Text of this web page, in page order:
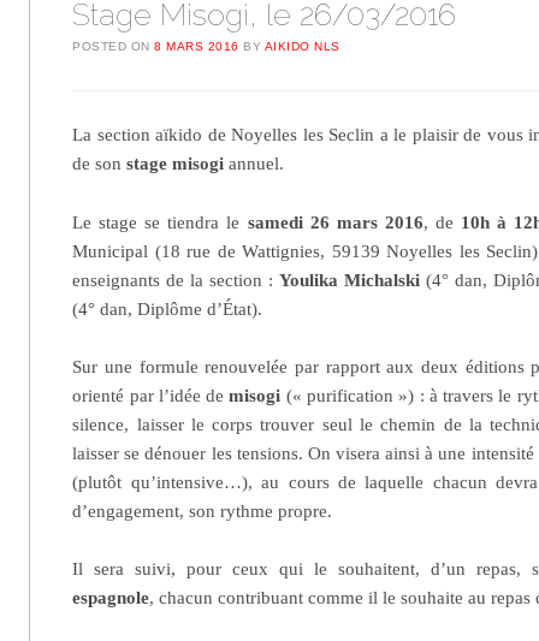
Stage Misogi, le 26/03/2016
POSTED ON8 MARS 2016 BY AIKIDO NLS
La section aïkido de Noyelles les Seclin a le plaisir de vous
de sonstage misogi annuel.
Le stage se tiendra le samedi 26 mars 2016, de 10h à
Municipal (18 rue de Wattignies, 59139 Noyelles les
enseignants de la section : Youlika Michalski(4° dan,
(4° dan, Diplôme d’État).
Sur une formule renouvelée par rapport aux deux éditions
orienté par l’idée demisogi (« purification ») : à travers le
silence, laisser le corps trouver seul le chemin de la
laisser se dénouer les tensions. On visera ainsi à une
(plutôt qu’intensive…), au cours de laquelle chacun
d’engagement, son rythme propre.
Il sera suivi, pour ceux qui le souhaitent, d’un repas,
espagnole, chacun contribuant comme il le souhaite au repas